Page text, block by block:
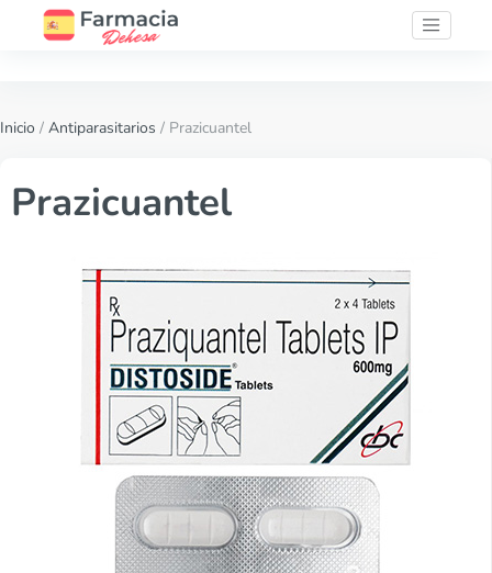
Inicio / Antiparasitarios / Prazicuantel
Prazicuantel